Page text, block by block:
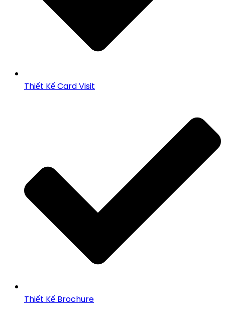
Thiết Kế Card Visit
Thiết Kế Brochure